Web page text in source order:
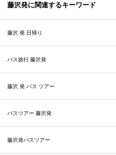
藤沢発に関連するキーワード
藤沢 発 日帰り
バス旅行 藤沢発
藤沢 発 バス ツアー
バスツアー 藤沢発
藤沢発バスツアー